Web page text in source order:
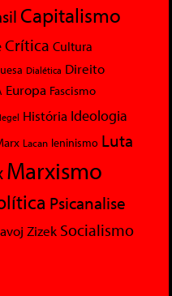
Capitalismo
Crítica Cultura
Dialética Direito
Europa Fascismo
História Ideologia
Lacan leninismo Luta
Marxismo
Psicanalise
Zizek Socialismo